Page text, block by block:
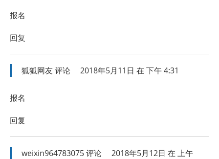
报名
回复
狐狐网友评论 2018年5月11日 在 下午 4:31
报名
回复
weixin964783075评论
2018年5月12日 在 上午